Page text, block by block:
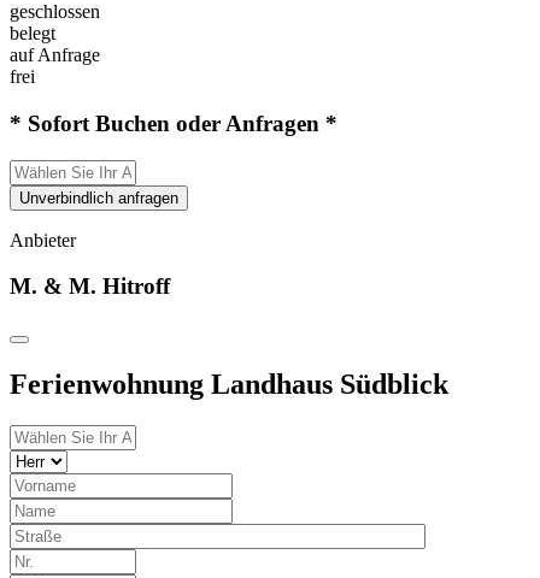
geschlossen
belegt
auf Anfrage
frei
* Sofort Buchen oder Anfragen *
Unverbindlich anfragen
Anbieter
M. & M. Hitroff
Ferienwohnung Landhaus Südblick